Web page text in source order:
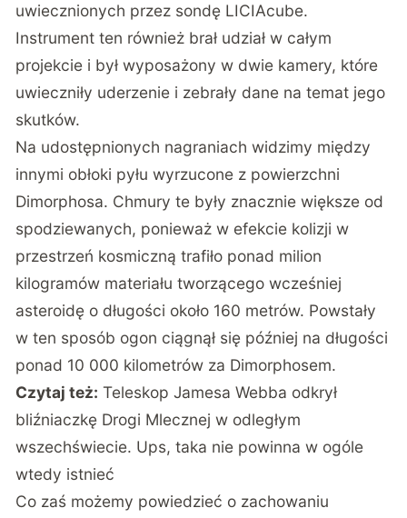
uwiecznionych przez sondę LICIAcube.
Instrument ten również brał udział w całym
projekcie i był wyposażony w dwie kamery, które
uwieczniły uderzenie i zebrały dane na temat jego
skutków.
Na udostępnionych nagraniach widzimy między
innymi obłoki pyłu wyrzucone z powierzchni
Dimorphosa. Chmury te były znacznie większe od
spodziewanych, ponieważ w efekcie kolizji w
przestrzeń kosmiczną trafiło ponad milion
kilogramów materiału tworzącego wcześniej
asteroidę o długości około 160 metrów. Powstały
w ten sposób ogon ciągnął się później na długości
ponad 10 000 kilometrów za Dimorphosem.
Czytaj też: Teleskop Jamesa Webba odkrył
bliźniaczkę Drogi Mlecznej w odległym
wszechświecie. Ups, taka nie powinna w ogóle
wtedy istnieć
Co zaś możemy powiedzieć o zachowaniu